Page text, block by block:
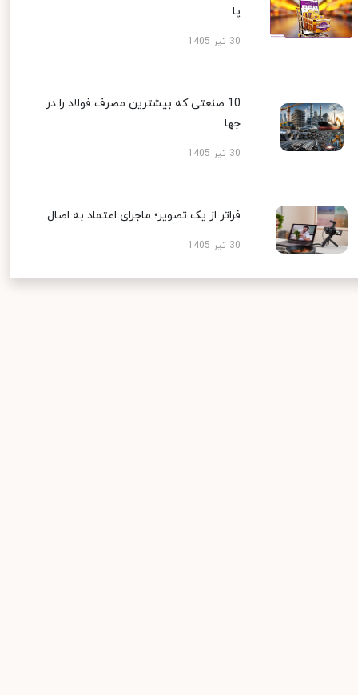
پا...
30 تیر 1405
10 صنعتی که بیشترین مصرف فولاد را در
جها...
30 تیر 1405
فراتر از یک تصویر؛ ماجرای اعتماد به اصال...
30 تیر 1405